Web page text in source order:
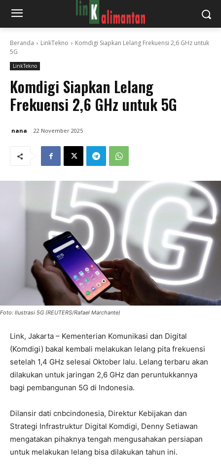
Beranda LinkTekno
Komdigi Siapkan Lelang Frekuensi 2,6 GHz untuk
5G
LinkTekno
Komdigi Siapkan Lelang
Frekuensi 2,6 GHz untuk 5G
nana 22 November 2025
Foto: Ilustrasi 5G (REUTERS/Rafael Marchante)
Link, Jakarta – Kementerian Komunikasi dan Digital
(Komdigi) bakal kembali melakukan lelang pita frekuensi
setelah 1,4 GHz selesai Oktober lalu. Lelang terbaru akan
dilakukan untuk jaringan 2,6 GHz dan peruntukkannya
bagi pembangunan 5G di Indonesia.
Dilansir dati cnbcindonesia, Direktur Kebijakan dan
Strategi Infrastruktur Digital Komdigi, Denny Setiawan
mengatakan pihaknya tengah mengusahakan persiapan
untuk melakukan lelang bisa dilakukan tahun ini.